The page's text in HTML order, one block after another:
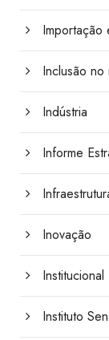
Importação
Inclusão
Indústria
Informe
Inovação
Institucional
Instituto